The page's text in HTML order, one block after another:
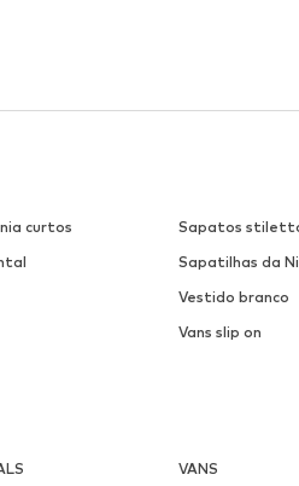
curtos
Sapatos
Sapatilhas da
Vestido branco
Vans slip on
VANS